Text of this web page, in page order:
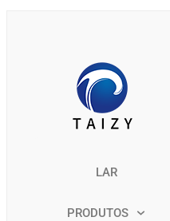
LAR
PRODUTOS